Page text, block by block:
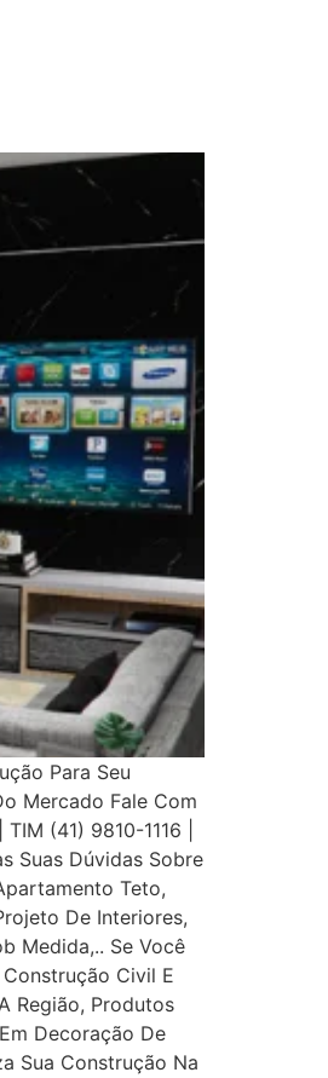
Para Seu
Mercado Fale Com
(41) 9810-1116 |
Suas Dúvidas Sobre
Teto,
De Interiores,
Medida,.. Se Você
Civil E
Região, Produtos
Decoração De
Sua Construção Na